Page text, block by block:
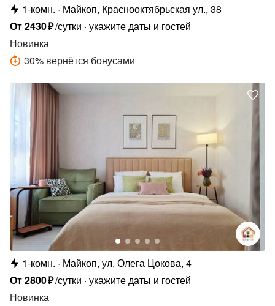
1-комн.
Майкоп, Краснооктябрьская ул., 38
От2430₽/сутки укажите даты и гостей
Новинка
30% вернётся бонусами
1-комн.
Майкоп, ул. Олега Цокова, 4
От2800₽/сутки укажите даты и гостей
Новинка